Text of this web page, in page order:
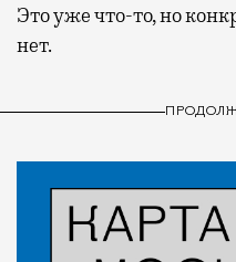
Это уже что-то, но
нет.